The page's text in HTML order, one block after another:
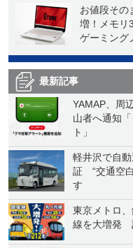
お値段その
増！メモリ
ゲーミング
最新記事
YAMAP、周
山者へ通知
ト」
軽井沢で自
証 “交通空
す
東京メトロ
線を大増発